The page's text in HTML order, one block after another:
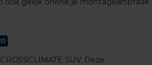
ook gelijk online je montageafspraak
SUV. Deze